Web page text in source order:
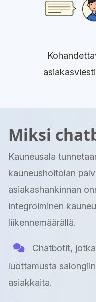
Miksi
Kauneusala
kauneushoitolan
asiakashankinnan
integroiminen
liikennemäärällä.
Chatbotit,
luottamusta
asiakkaita.